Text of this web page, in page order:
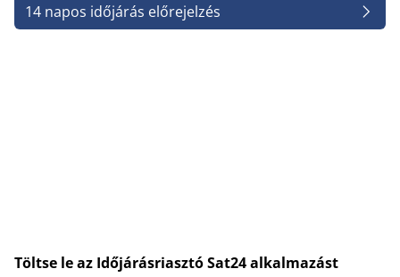
14 napos időjárás előrejelzés
Töltse le az Időjárásriasztó Sat24 alkalmazást